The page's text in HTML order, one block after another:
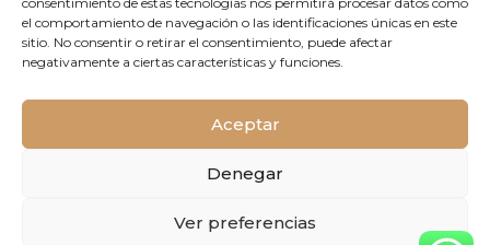
el comportamiento de navegación o las identificaciones únicas en este
sitio. No consentir o retirar el consentimiento, puede afectar
negativamente a ciertas características y funciones.
Aceptar
Denegar
Ver preferencias